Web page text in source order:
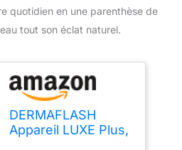
quotidien en une parenthèse de
tout son éclat naturel.
DERMAFLASH
Appareil LUXE Plus,